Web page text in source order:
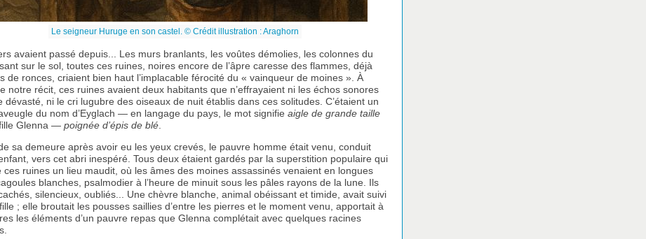
Le seigneur Huruge en son castel. © Crédit illustration : Araghorn
avaient passé depuis... Les murs branlants, les voûtes démolies, les colonnes du
sur le sol, toutes ces ruines, noires encore de l’âpre caresse des flammes, déjà
de ronces, criaient bien haut l’implacable férocité du « vainqueur de moines ». À
notre récit, ces ruines avaient deux habitants que n’effrayaient ni les échos sonores
dévasté, ni le cri lugubre des oiseaux de nuit établis dans ces solitudes. C’étaient un
du nom d’Eyglach — en langage du pays, le mot signifie aigle de grande taille
Glenna — poignée d’épis de blé
sa demeure après avoir eu les yeux crevés, le pauvre homme était venu, conduit
vers cet abri inespéré. Tous deux étaient gardés par la superstition populaire qui
ces ruines un lieu maudit, où les âmes des moines assassinés venaient en longues
blanches, psalmodier à l’heure de minuit sous les pâles rayons de la lune. Ils
silencieux, oubliés... Une chèvre blanche, animal obéissant et timide, avait suivi
; elle broutait les pousses saillies d’entre les pierres et le moment venu, apportait à
les éléments d’un pauvre repas que Glenna complétait avec quelques racines